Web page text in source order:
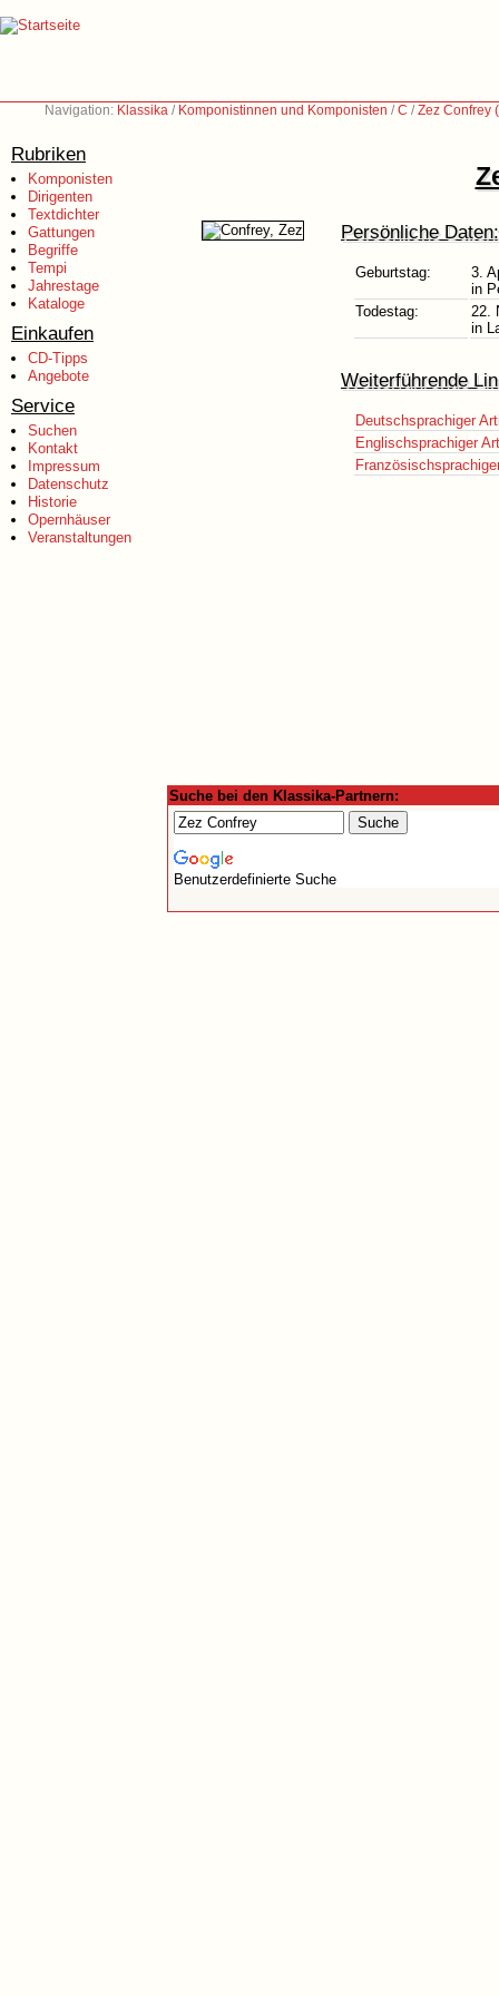
Navigation: Klassika / Komponistinnen und Komponisten /C /Zez Confrey
Rubriken
Komponisten
Dirigenten
Textdichter
Gattungen
Begriffe
Tempi
Jahrestage
Kataloge
Einkaufen
CD-Tipps
Angebote
Service
Suchen
Kontakt
Impressum
Datenschutz
Historie
Opernhäuser
Veranstaltungen
Persönliche Daten:
Geburtstag:
3.
in
Todestag:
22.
in
Weiterführende
Deutschsprachiger
Englischsprachiger
Suche bei den Klassika-Partnern:
Benutzerdefinierte Suche